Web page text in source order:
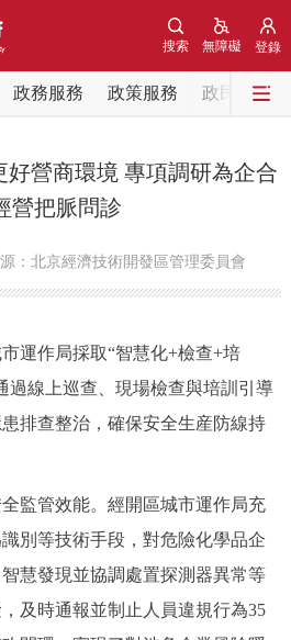
登錄
無障礙
搜索
政務服務 政策服務 政民互動
會議資訊
機構職能 政策服務
專題公開
營商環境 專項調研為企合
營把脈問診
：北京經濟技術開發區管理委員會
作局採取“智慧化+檢查+培
過線上巡查、現場檢查與培訓引導
排查整治，確保安全生産防線持
管效能。經開區城市運作局充
別等技術手段，對危險化學品企
慧發現並協調處置探測器異常等
及時通報並制止人員違規行為35